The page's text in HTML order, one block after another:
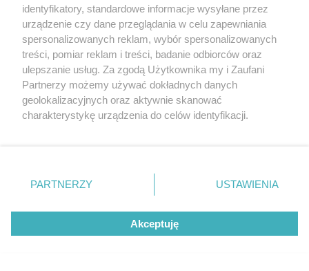
Żaden utwór zamieszczony w serwisie nie może być powielany i
identyfikatory, standardowe informacje wysyłane przez
urządzenie czy dane przeglądania w celu zapewniania
spersonalizowanych reklam, wybór spersonalizowanych
treści, pomiar reklam i treści, badanie odbiorców oraz
ulepszanie usług. Za zgodą Użytkownika my i Zaufani
Partnerzy możemy używać dokładnych danych
geolokalizacyjnych oraz aktywnie skanować
charakterystykę urządzenia do celów identyfikacji.
zmienić/wycofać klikając przycisk ustawień prywatności
znajdujący się w lewym dolnym rogu strony
rodzaje przetwarzania danych nie wymagają zgody
użytkownika, ale masz prawo sprzeciwić się takiemu
przetwarzaniu. Preferencje będą miały zastosowanie tylko
PARTNERZY USTAWIENIA
Akceptuję